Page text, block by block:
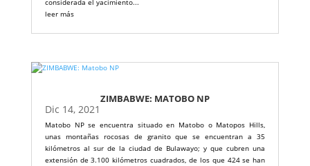
considerada el yacimiento...
leer más
ZIMBABWE: MATOBO NP
Dic 14, 2021
Matobo NP se encuentra situado en Matobo o Matopos Hills,
unas montañas rocosas de granito que se encuentran a 35
kilómetros al sur de la ciudad de Bulawayo; y que cubren una
extensión de 3.100 kilómetros cuadrados, de los que 424 se han